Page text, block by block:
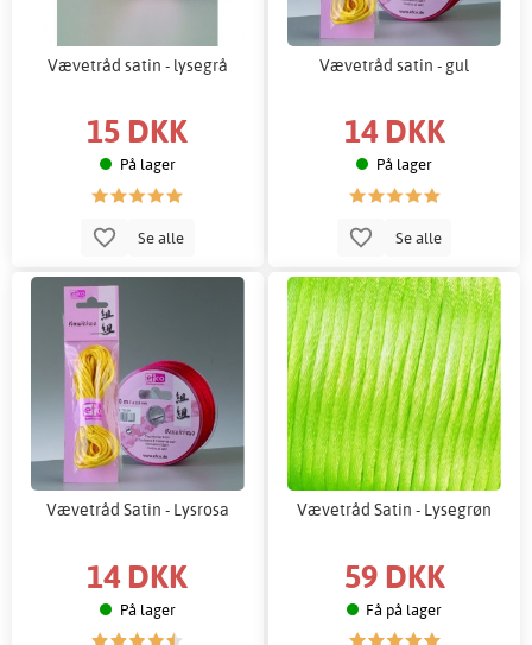
Vævetråd satin - lysegrå
15 DKK
På lager
Se alle
Vævetråd satin - gul
14 DKK
På lager
Se alle
Vævetråd Satin - Lysrosa
14 DKK
På lager
Vævetråd Satin - Lysegrøn
59 DKK
Få på lager